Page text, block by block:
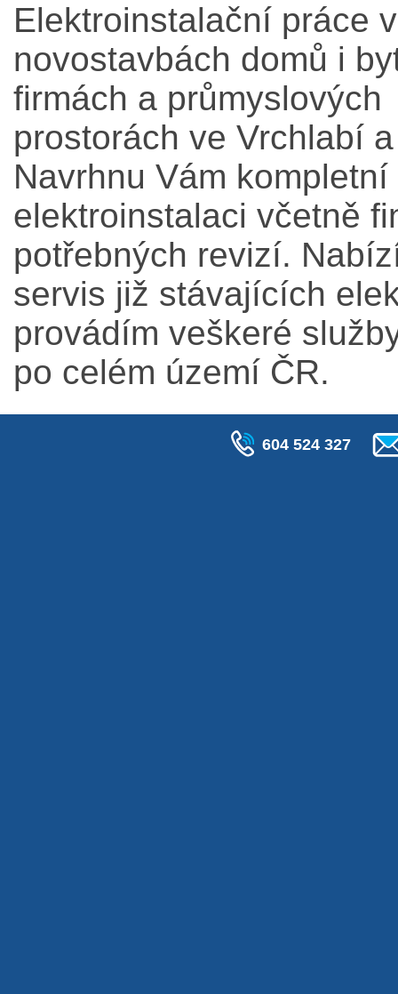
Elektroinstalační práce v
novostavbách domů i
firmách a průmyslových
prostorách ve Vrchlabí
Navrhnu Vám kompletní
elektroinstalaci včetně
potřebných revizí.
servis již stávajících
provádím veškeré
po celém území ČR.
604 524 327